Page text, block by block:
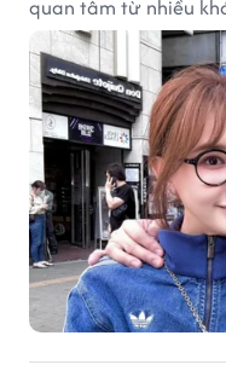
quan tâm từ nhiều